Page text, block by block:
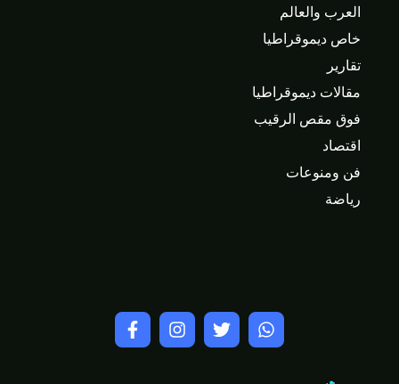
العرب والعالم
خاص ديموقراطيا
تقارير
مقالات ديموقراطيا
فوق مقص الرقيب
اقتصاد
فن ومنوعات
رياضة